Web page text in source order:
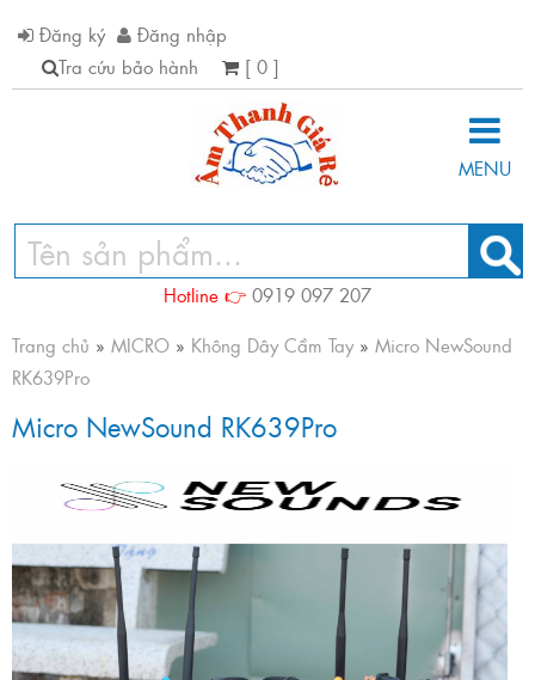
Đăng ký
Đăng nhập
Tra cứu bảo hành
[ 0 ]
MENU
Hotline 👉 0919 097 207
Trang chủ » MICRO » Không Dây Cầm Tay» Micro NewSound
RK639Pro
Micro NewSound RK639Pro